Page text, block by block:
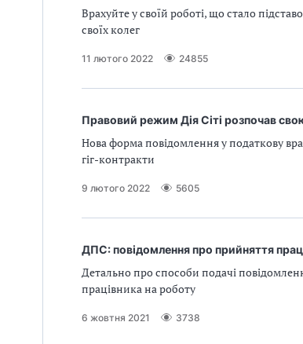
Врахуйте у своїй роботі, що стало
своїх колег
11 лютого 2022 24855
Правовий режим Дія Сiті розпочав
Нова форма повідомлення у податкову
гіг-контракти
9 лютого 2022 5605
ДПС: повідомлення про прийняття
Детально про способи подачі
працівника на роботу
6 жовтня 2021 3738